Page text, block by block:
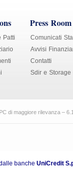
Patti
Press Room
Comunicati
Avvisi
Contatti
Sdir e Storage
di maggiore rilevanza –
banche UniCredit